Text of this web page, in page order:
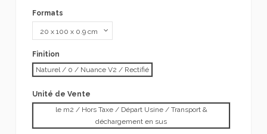
Formats
Finition
Naturel / 0 / Nuance V2 / Rectifié
Unité de Vente
le m2 / Hors Taxe / Départ Usine / Transport &
déchargement en sus